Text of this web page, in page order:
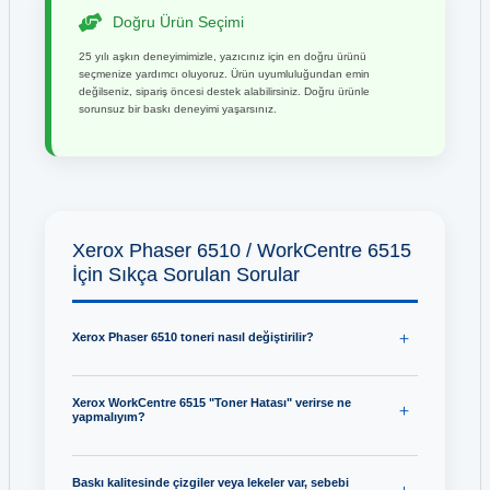
Doğru Ürün Seçimi
25 yılı aşkın deneyimimizle, yazıcınız için en doğru ürünü
seçmenize yardımcı oluyoruz. Ürün uyumluluğundan emin
değilseniz, sipariş öncesi destek alabilirsiniz. Doğru ürünle
sorunsuz bir baskı deneyimi yaşarsınız.
Xerox Phaser 6510 / WorkCentre 6515
İçin Sıkça Sorulan Sorular
Xerox Phaser 6510 toneri nasıl değiştirilir?
Xerox WorkCentre 6515 "Toner Hatası" verirse ne
yapmalıyım?
Baskı kalitesinde çizgiler veya lekeler var, sebebi